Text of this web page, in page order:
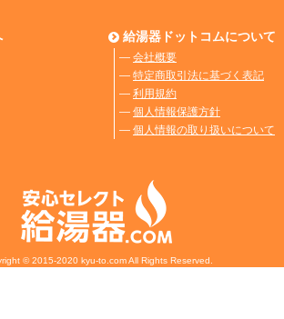
給湯器ドットコムについて
― 会社概要
― 特定商取引法に基づく表記
― 利用規約
― 個人情報保護方針
― 個人情報の取り扱いについて
© 2015-2020 kyu-to.com All Rights Reserved.